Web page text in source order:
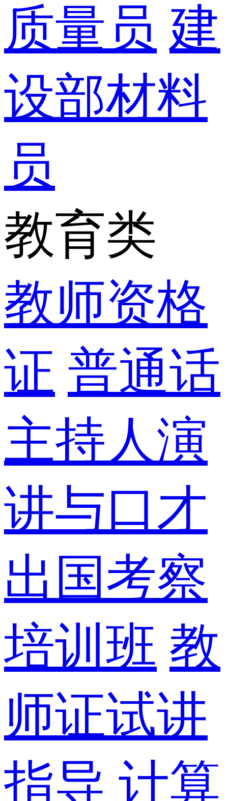
质量员 建
设部材料
员
教育类
教师资格
证 普通话
主持人演
讲与口才
出国考察
培训班 教
师证试讲
指导 计算